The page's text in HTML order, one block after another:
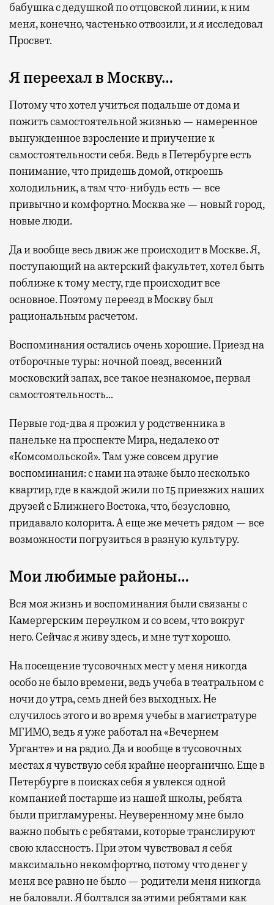
бабушка с дедушкой по отцовской линии, к ним
меня, конечно, частенько отвозили, и я исследовал
Просвет.
Я переехал в Москву…
Потому что хотел учиться подальше от дома и
пожить самостоятельной жизнью — намеренное
вынужденное взросление и приучение к
самостоятельности себя. Ведь в Петербурге есть
понимание, что придешь домой, откроешь
холодильник, а там что-нибудь есть — все
привычно и комфортно. Москва же — новый город,
новые люди.
Да и вообще весь движ же происходит в Москве. Я,
поступающий на актерский факультет, хотел быть
поближе к тому месту, где происходит все
основное. Поэтому переезд в Москву был
рациональным расчетом.
Воспоминания остались очень хорошие. Приезд на
отборочные туры: ночной поезд, весенний
московский запах, все такое незнакомое, первая
самостоятельность…
Первые год-два я прожил у родственника в
панельке на проспекте Мира, недалеко от
«Комсомольской». Там уже совсем другие
воспоминания: с нами на этаже было несколько
квартир, где в каждой жили по 15 приезжих наших
друзей с Ближнего Востока, что, безусловно,
придавало колорита. А еще же мечеть рядом — все
возможности погрузиться в разную культуру.
Мои любимые районы…
Вся моя жизнь и воспоминания были связаны с
Камергерским переулком и со всем, что вокруг
него. Сейчас я живу здесь, и мне тут хорошо.
На посещение тусовочных мест у меня никогда
особо не было времени, ведь учеба в театральном с
ночи до утра, семь дней без выходных. Не
случилось этого и во время учебы в магистратуре
МГИМО, ведь я уже работал на «Вечернем
Урганте» и на радио. Да и вообще в тусовочных
местах я чувствую себя крайне неорганично. Еще в
Петербурге в поисках себя я увлекся одной
компанией постарше из нашей школы, ребята
были пригламурены. Неуверенному мне было
важно побыть с ребятами, которые транслируют
свою классность. При этом чувствовал я себя
максимально некомфортно, потому что денег у
меня все равно не было — родители меня никогда
не баловали. Я болтался за этими ребятами как